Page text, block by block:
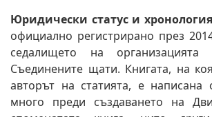
Юридически статус и
официално регистрирано през
седалището на
Съединените щати. Книгата, на
авторът на статията, е написана
много преди създаването на